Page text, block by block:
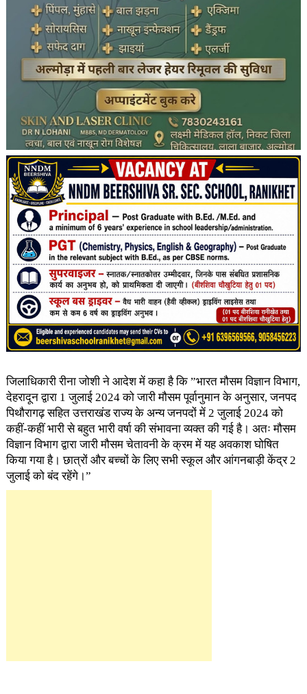
जिलाधिकारी रीना जोशी ने आदेश में कहा है कि ”भारत मौसम विज्ञान विभाग,
देहरादून द्वारा 1 जुलाई 2024 को जारी मौसम पूर्वानुमान के अनुसार, जनपद
पिथौरागढ़ सहित उत्तराखंड राज्य के अन्य जनपदों में 2 जुलाई 2024 को
कहीं-कहीं भारी से बहुत भारी वर्षा की संभावना व्यक्त की गई है। अतः मौसम
विज्ञान विभाग द्वारा जारी मौसम चेतावनी के क्रम में यह अवकाश घोषित
किया गया है। छात्रों और बच्चों के लिए सभी स्कूल और आंगनबाड़ी केंद्र 2
जुलाई को बंद रहेंगे।”